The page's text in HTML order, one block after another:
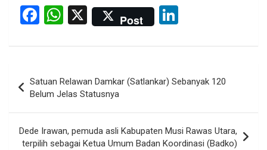
F
ce
o
o
k
W
at
s
A
p
p
X Post
ke
dI
n
navigation
Satuan Relawan Damkar (Satlankar) Sebanyak 120
Belum Jelas Statusnya
Dede Irawan, pemuda asli Kabupaten Musi Rawas Utara,
terpilih sebagai Ketua Umum Badan Koordinasi (Badko)